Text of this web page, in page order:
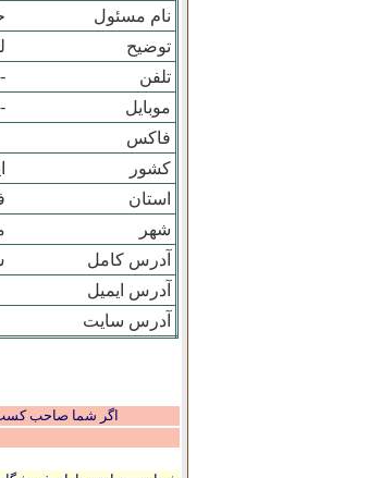
نام مسئول
توضیح
تلفن
موبایل
فاکس
کشور
استان
شهر
آدرس کامل
آدرس ایمیل
آدرس سایت
اگر شما صاحب کسب